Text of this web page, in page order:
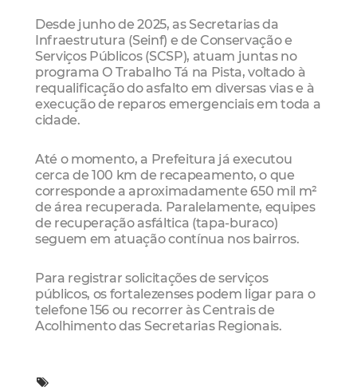
Desde junho de 2025, as Secretarias da
Infraestrutura (Seinf) e de Conservação e
Serviços Públicos (SCSP), atuam juntas no
programa O Trabalho Tá na Pista, voltado à
requalificação do asfalto em diversas vias e à
execução de reparos emergenciais em toda a
cidade.
Até o momento, a Prefeitura já executou
cerca de 100 km de recapeamento, o que
corresponde a aproximadamente 650 mil m²
de área recuperada. Paralelamente, equipes
de recuperação asfáltica (tapa-buraco)
seguem em atuação contínua nos bairros.
Para registrar solicitações de serviços
públicos, os fortalezenses podem ligar para o
telefone 156 ou recorrer às Centrais de
Acolhimento das Secretarias Regionais.